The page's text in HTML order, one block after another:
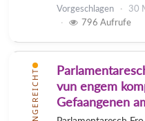
Vorgeschlagen 30
796 Aufrufe
EINGEREICHT
vun engem
Gefaangenen